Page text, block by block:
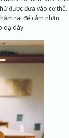
được đưa vào cơ thể.
rãi để cảm nhận
dạ dày.